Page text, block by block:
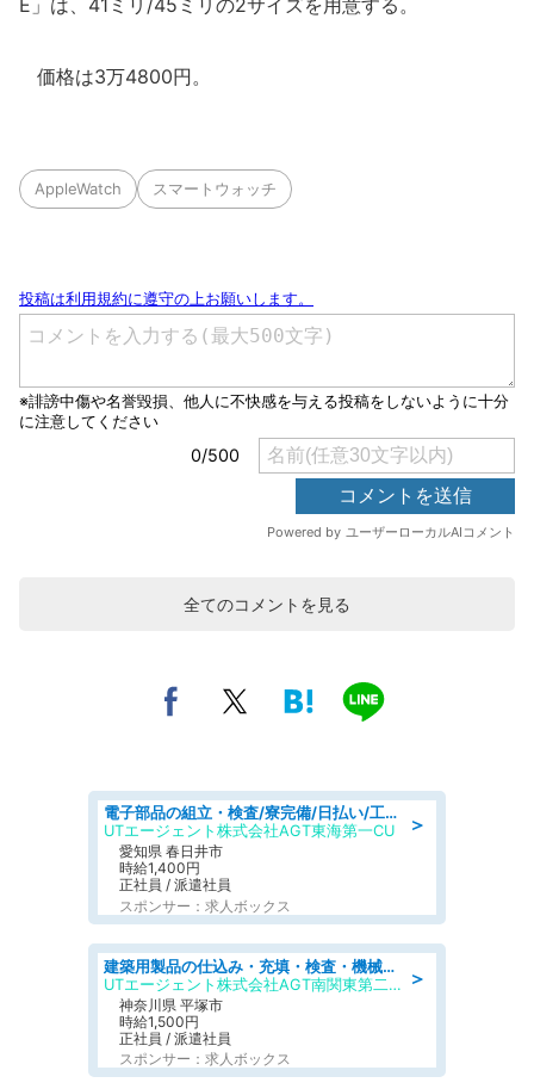
E」は、41ミリ/45ミリの2サイズを用意する。
価格は3万4800円。
AppleWatch スマートウォッチ
全てのコメントを見る
＞
電子部品の組立・検査/寮完備/日払い/工場・製造
UTエージェント株式会社AGT東海第一CU
愛知県 春日井市
時給1,400円
正社員 / 派遣社員
スポンサー：求人ボックス
＞
建築用製品の仕込み・充填・検査・機械操作/寮完備/日払い/工場・製造
UTエージェント株式会社AGT南関東第二CU
神奈川県 平塚市
時給1,500円
正社員 / 派遣社員
スポンサー：求人ボックス